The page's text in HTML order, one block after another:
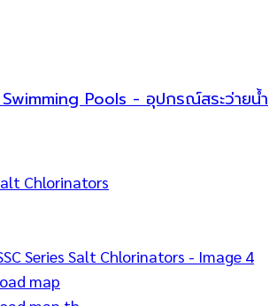
Pools - อุปกรณ์สระว่ายน้ำ